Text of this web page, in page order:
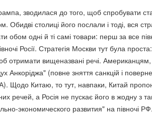
зводилася до того, щоб спробувати
столиці його послали і тоді, вся
одні й ті самі товари: перш за все
Росії. Стратегія Москви тут була
отримати вищеназвані речі.
Анкоріджа" (повне зняття санкцій і
Щодо Китаю, то тут, навпаки, Китай
речей, а Росія не пускає його в жодну з
экономического развития" на півночі РФ.